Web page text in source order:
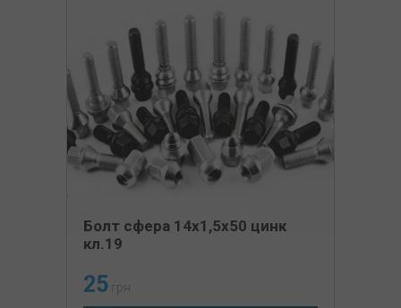
Болт сфера 14х1,5х50 цинк
кл.19
25 грн